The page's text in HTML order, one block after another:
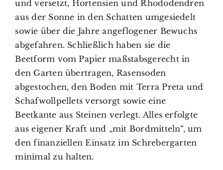
und versetzt, Hortensien und Rhododendren
aus der Sonne in den Schatten umgesiedelt
sowie über die Jahre angeflogener Bewuchs
abgefahren. Schließlich haben sie die
Beetform vom Papier maßstabsgerecht in
den Garten übertragen, Rasensoden
abgestochen, den Boden mit Terra Preta und
Schafwollpellets versorgt sowie eine
Beetkante aus Steinen verlegt. Alles erfolgte
aus eigener Kraft und „mit Bordmitteln“, um
den finanziellen Einsatz im Schrebergarten
minimal zu halten.